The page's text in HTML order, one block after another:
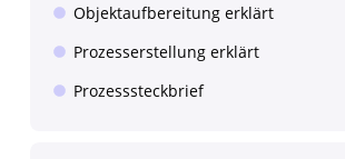
Objektaufbereitung erklärt
Prozesserstellung erklärt
Prozesssteckbrief